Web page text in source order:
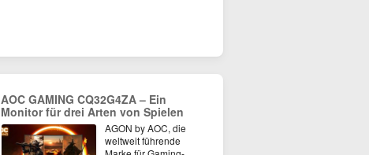
AOC GAMING CQ32G4ZA – Ein
Monitor für drei Arten von Spielen
AGON by AOC, die
weltweit führende